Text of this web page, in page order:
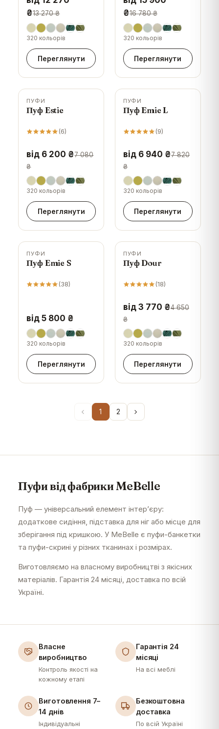
₴13 270 ₴
320 кольорів
Переглянути
₴16 780 ₴
320 кольорів
Переглянути
-12%
ПУФИ
Пуф Estie
(6)
від 6 200 ₴7 080
₴
320 кольорів
Переглянути
-11%
ПУФИ
Пуф Emie L
(9)
від 6 940 ₴7 820
₴
320 кольорів
Переглянути
ПУФИ
Пуф Emie S
(38)
від 5 800 ₴
320 кольорів
Переглянути
-19%
ПУФИ
Пуф Dour
(18)
від 3 770 ₴4 650
₴
320 кольорів
Переглянути
1 2
Пуфи від фабрики MeBelle
Пуф — універсальний елемент інтер’єру:
додаткове сидіння, підставка для ніг або місце для
зберігання під кришкою. У MeBelle є пуфи-банкетки
та пуфи-скрині у різних тканинах і розмірах.
Виготовляємо на власному виробництві з якісних
матеріалів. Гарантія 24 місяці, доставка по всій
Україні.
Власне
виробництво
Контроль якості на
кожному етапі
Гарантія 24
місяці
На всі меблі
Виготовлення 7–
14 днів
Індивідуальні
Безкоштовна
доставка
По всій Україні